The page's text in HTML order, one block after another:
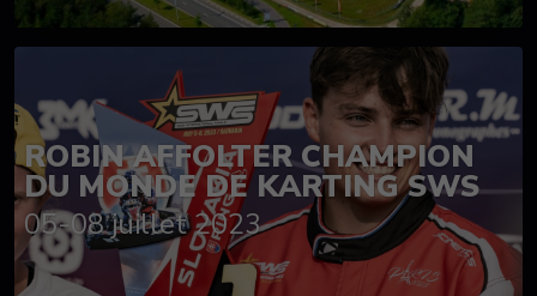
ROBIN AFFOLTER CHAMPION
DU MONDE DE KARTING SWS
05-08 juillet 2023